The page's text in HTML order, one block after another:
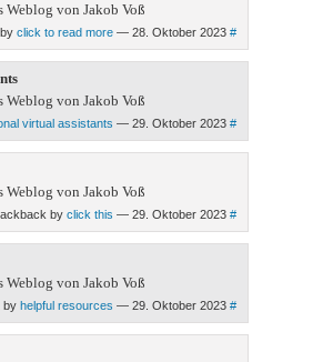
von Jakob Voß
click to read more — 28. Oktober 2023 #
von Jakob Voß
virtual assistants — 29. Oktober 2023 #
von Jakob Voß
by click this — 29. Oktober 2023 #
von Jakob Voß
by helpful resources — 29. Oktober 2023 #